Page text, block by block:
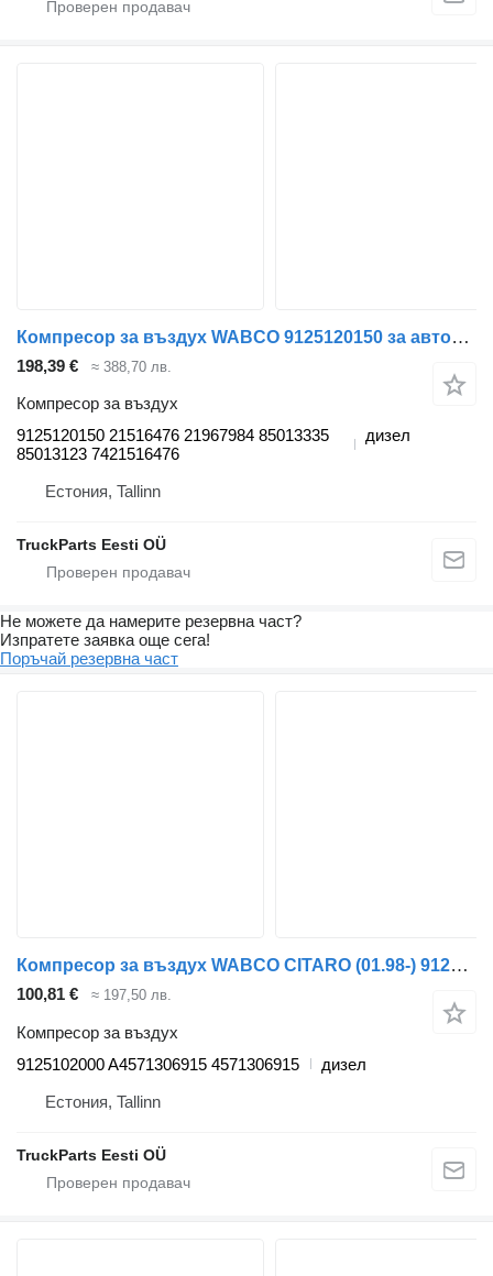
Компресор за въздух WABCO 9125120150 за автобус Volvo B6, B7, B9, B10, B12 (1978-2011)
198,39 € ≈ 388,70 лв.
Компресор за въздух
9125120150 21516476 21967984 85013335
85013123 7421516476
дизел
Естония, Tallinn
TruckParts Eesti OÜ
Не можете да намерите резервна част?
Изпратете заявка още сега!
Поръчай резервна част
Компресор за въздух WABCO CITARO (01.98-) 9125102000 за автобус Mercedes-Benz Bus II (1996-)
100,81 € ≈ 197,50 лв.
Компресор за въздух
9125102000 A4571306915 4571306915
дизел
Естония, Tallinn
TruckParts Eesti OÜ